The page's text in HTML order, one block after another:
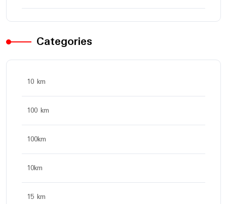
Categories
10 km
100 km
100km
10km
15 km